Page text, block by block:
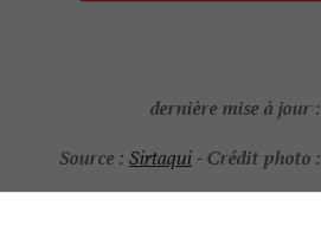
dernière mise à jour :
Source : Sirtaqui-Crédit photo :